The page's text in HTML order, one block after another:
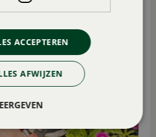
ACCEPTEREN
AFWIJZEN